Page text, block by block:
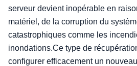
serveur devient inopérable en
matériel, de la corruption du
catastrophiques comme les
inondations.Ce type de
configurer efficacement un